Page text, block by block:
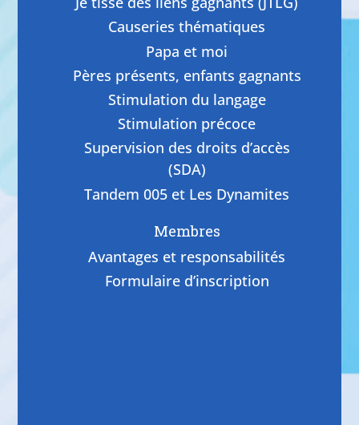
Causeries thématiques
Papa et moi
Pères présents, enfants gagnants
Stimulation du langage
Stimulation précoce
Supervision des droits d’accès
(SDA)
Tandem 005 et Les Dynamites
Membres
Avantages et responsabilités
Formulaire d’inscription